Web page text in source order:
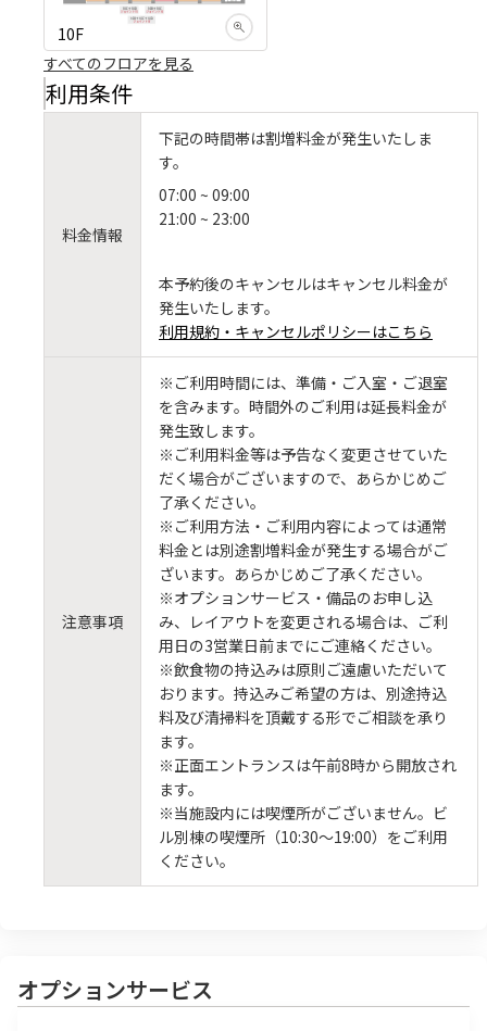
10F
すべてのフロアを見る
利用条件
料金情報
下記の時間帯は割増料金が発生いたしま
す。
07:00 ~ 09:00
21:00 ~ 23:00
本予約後のキャンセルはキャンセル料金が
発生いたします。
利用規約・キャンセルポリシーはこちら
注意事項
※ご利用時間には、準備・ご入室・ご退室
を含みます。時間外のご利用は延長料金が
発生致します。
※ご利用料金等は予告なく変更させていた
だく場合がございますので、あらかじめご
了承ください。
※ご利用方法・ご利用内容によっては通常
料金とは別途割増料金が発生する場合がご
ざいます。あらかじめご了承ください。
※オプションサービス・備品のお申し込
み、レイアウトを変更される場合は、ご利
用日の3営業日前までにご連絡ください。
※飲食物の持込みは原則ご遠慮いただいて
おります。持込みご希望の方は、別途持込
料及び清掃料を頂戴する形でご相談を承り
ます。
※正面エントランスは午前8時から開放され
ます。
※当施設内には喫煙所がございません。ビ
ル別棟の喫煙所（10:30～19:00）をご利用
ください。
オプションサービス